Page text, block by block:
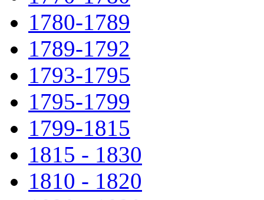
1780-1789
1789-1792
1793-1795
1795-1799
1799-1815
1815 - 1830
1810 - 1820